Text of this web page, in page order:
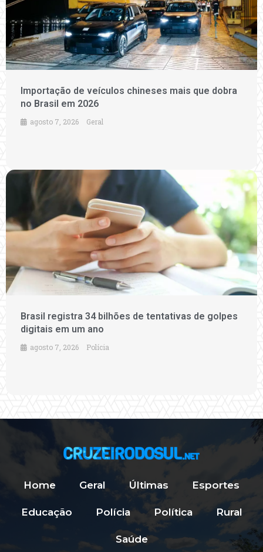
Importação de veículos chineses mais que dobra
no Brasil em 2026
agosto 7, 2026 Geral
Brasil registra 34 bilhões de tentativas de golpes
digitais em um ano
agosto 7, 2026 Polícia
Home Geral Últimas Esportes
Educação Polícia Política Rural
Saúde